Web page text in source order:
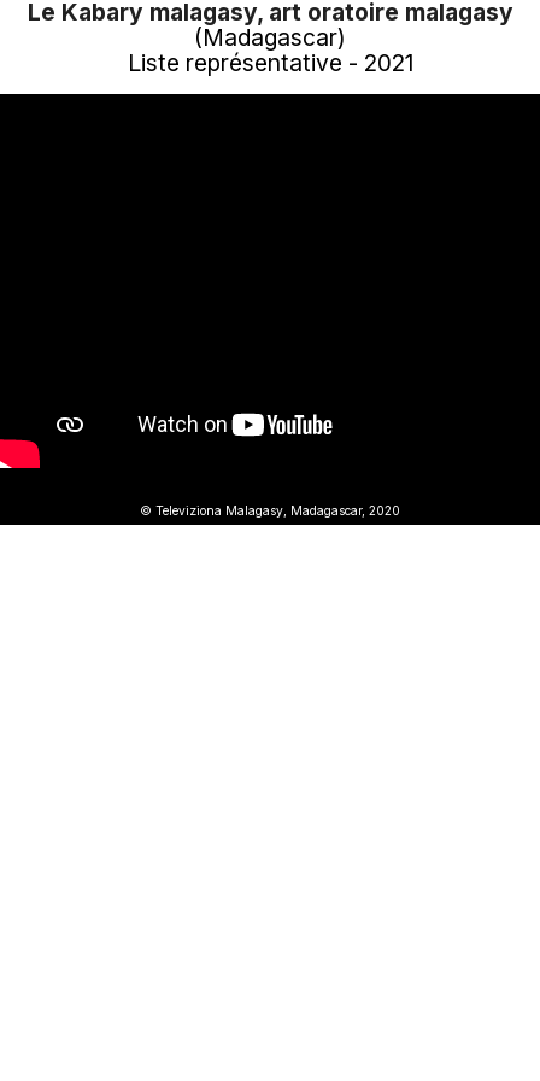
Le Kabary malagasy, art oratoire malagasy
(Madagascar)
Liste représentative - 2021
© Televiziona Malagasy, Madagascar, 2020